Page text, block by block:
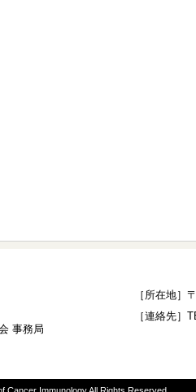
事務局
［所在地］
［連絡先］